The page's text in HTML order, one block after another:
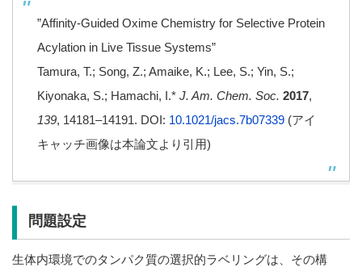
”Affinity-Guided Oxime Chemistry for Selective Protein
Acylation in Live Tissue Systems”
Tamura, T.; Song, Z.; Amaike, K.; Lee, S.; Yin, S.;
Kiyonaka, S.; Hamachi, I.* J. Am. Chem. Soc. 2017,
139, 14181–14191. DOI: 10.1021/jacs.7b07339 (アイ
キャッチ画像は本論文より引用)
問題設定
生体内環境でのタンパク質の選択的ラベリングは、その構